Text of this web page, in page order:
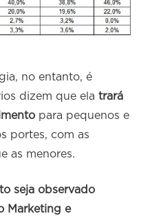
no entanto, é
dizem que elatrará
para pequenos e
portes, com as
as menores.
seja observado
Marketing e